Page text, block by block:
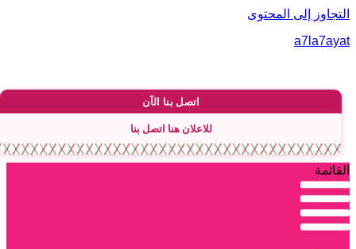
إلى المحتوى
اتصل بنا الآن
للاعلان هنا اتصل بنا